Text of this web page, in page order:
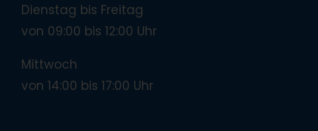
Dienstag bis Freitag
von 09:00 bis 12:00 Uhr
Mittwoch
von 14:00 bis 17:00 Uhr